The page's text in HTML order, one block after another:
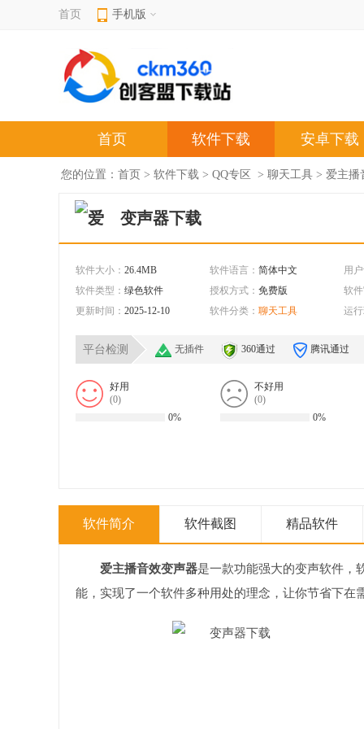
首页 手机版
首页 软件下载 安卓下载
您的位置： 首页 > 软件下载 > QQ专区 > 聊天工具 > 爱主播
变声器下载
软件大小： 26.4MB 软件语言： 简体中文
用户
软件类型： 绿色软件 授权方式： 免费版 软件
更新时间： 2025-12-10 软件分类： 聊天工具 运行
平台检测 无插件 360通过 腾讯通过
好用
(0)
0%
不好用
(0)
0%
软件简介 软件截图 精品软件
爱主播音效变声器是一款功能强大的变声软件，
能，实现了一个软件多种用处的理念，让你节省下在